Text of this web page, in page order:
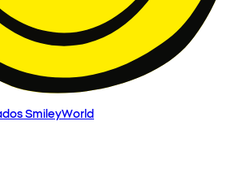
SmileyWorld